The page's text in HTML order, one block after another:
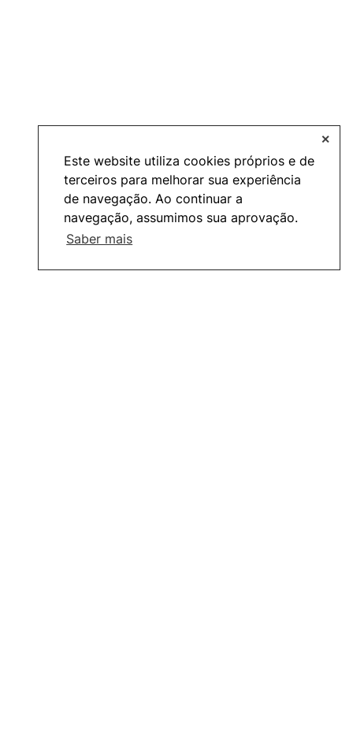
Este website utiliza cookies próprios e de
terceiros para melhorar sua experiência
de navegação. Ao continuar a
navegação, assumimos sua aprovação.
Saber mais
✕